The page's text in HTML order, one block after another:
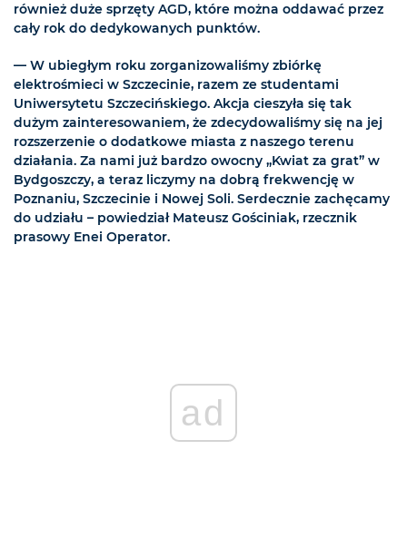
również duże sprzęty AGD, które można oddawać przez
cały rok do dedykowanych punktów.
— W ubiegłym roku zorganizowaliśmy zbiórkę
elektrośmieci w Szczecinie, razem ze studentami
Uniwersytetu Szczecińskiego. Akcja cieszyła się tak
dużym zainteresowaniem, że zdecydowaliśmy się na jej
rozszerzenie o dodatkowe miasta z naszego terenu
działania. Za nami już bardzo owocny „Kwiat za grat” w
Bydgoszczy, a teraz liczymy na dobrą frekwencję w
Poznaniu, Szczecinie i Nowej Soli. Serdecznie zachęcamy
do udziału – powiedział Mateusz Gościniak, rzecznik
prasowy Enei Operator.
ad